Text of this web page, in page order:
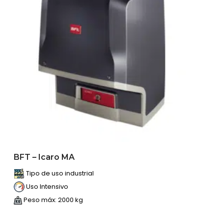
BFT – Icaro MA
Tipo de uso industrial
Uso Intensivo
Peso máx: 2000 kg